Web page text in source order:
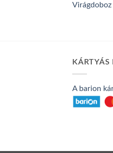
Virágdoboz
KÁRTYÁS
A barion